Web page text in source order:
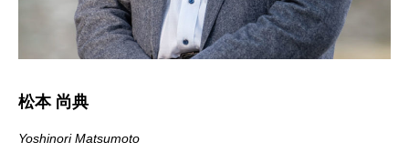
松本 尚典
Yoshinori Matsumoto